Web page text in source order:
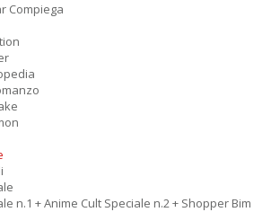
Compiega
n.1 + Anime Cult Speciale n.2 + Shopper Bim